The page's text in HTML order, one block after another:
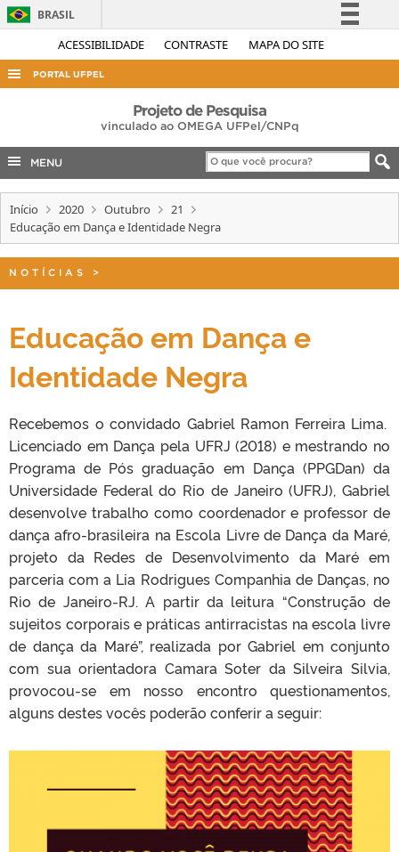
ACESSIBILIDADE CONTRASTE MAPA DO SITE
BRASIL
Simplifique!
Acesso à informação
Legislação
Canais
PORTAL UFPEL
ACESSO À INFORMAÇÃO
COBALTO
CONCURSOS
EDITAIS
INTERNACIONAL
TELEFONES
Projeto de Pesquisa
vinculado ao OMEGA UFPel/CNPq
MENU
Início 2020 Outubro
21
Educação em Dança e Identidade Negra
NOTÍCIAS >
Educação em Dança e
Identidade Negra
Recebemos o convidado Gabriel Ramon Ferreira Lima.
Licenciado em Dança pela UFRJ (2018) e mestrando no
Programa de Pós graduação em Dança (PPGDan) da
Universidade Federal do Rio de Janeiro (UFRJ), Gabriel
desenvolve trabalho como coordenador e professor de
dança afro-brasileira na Escola Livre de Dança da Maré,
projeto da Redes de Desenvolvimento da Maré em
parceria com a Lia Rodrigues Companhia de Danças, no
Rio de Janeiro-RJ. A partir da leitura “Construção de
sujeitos corporais e práticas antirracistas na escola livre
de dança da Maré”, realizada por Gabriel em conjunto
com sua orientadora Camara Soter da Silveira Silvia,
provocou-se em nosso encontro questionamentos,
alguns destes vocês poderão conferir a seguir: